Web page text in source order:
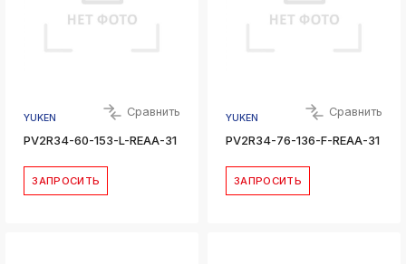
YUKEN Сравнить
PV2R34-60-153-L-REAA-31
ЗАПРОСИТЬ
YUKEN Сравнить
PV2R34-76-136-F-REAA-31
ЗАПРОСИТЬ